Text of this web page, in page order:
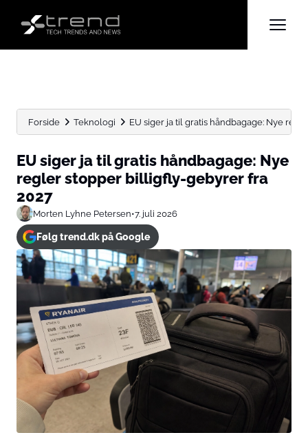
Forside Teknologi EU siger ja til gratis håndbagage: Nye
EU siger ja til gratis håndbagage: Nye
regler stopper billigfly-gebyrer fra
2027
Morten Lyhne Petersen•7. juli 2026
Følg trend.dk på Google